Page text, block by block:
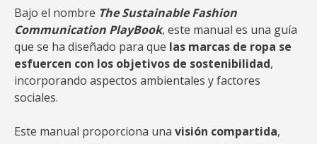
Bajo el nombre The Sustainable Fashion
Communication PlayBook, este manual es una guía
que se ha diseñado para que las marcas de ropa se
esfuercen con los objetivos de sostenibilidad,
incorporando aspectos ambientales y factores
sociales.
Este manual proporciona una visión compartida,